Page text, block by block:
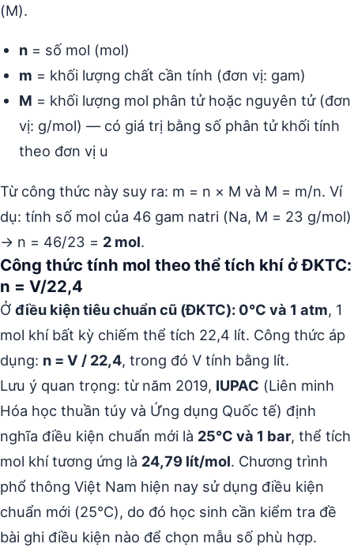
(M).
n = số mol (mol)
m = khối lượng chất cần tính (đơn vị: gam)
M = khối lượng mol phân tử hoặc nguyên tử (đơn
vị: g/mol) — có giá trị bằng số phân tử khối tính
theo đơn vị u
Từ công thức này suy ra: m = n × M và M = m/n. Ví
dụ: tính số mol của 46 gam natri (Na, M = 23 g/mol)
→ n = 46/23 = 2 mol.
Công thức tính mol theo thể tích khí ở ĐKTC:
n = V/22,4
Ở điều kiện tiêu chuẩn cũ (ĐKTC): 0°C và 1 atm, 1
mol khí bất kỳ chiếm thể tích 22,4 lít. Công thức áp
dụng: n = V / 22,4, trong đó V tính bằng lít.
Lưu ý quan trọng: từ năm 2019, IUPAC (Liên minh
Hóa học thuần túy và Ứng dụng Quốc tế) định
nghĩa điều kiện chuẩn mới là 25°C và 1 bar, thể tích
mol khí tương ứng là 24,79 lít/mol. Chương trình
phổ thông Việt Nam hiện nay sử dụng điều kiện
chuẩn mới (25°C), do đó học sinh cần kiểm tra đề
bài ghi điều kiện nào để chọn mẫu số phù hợp.